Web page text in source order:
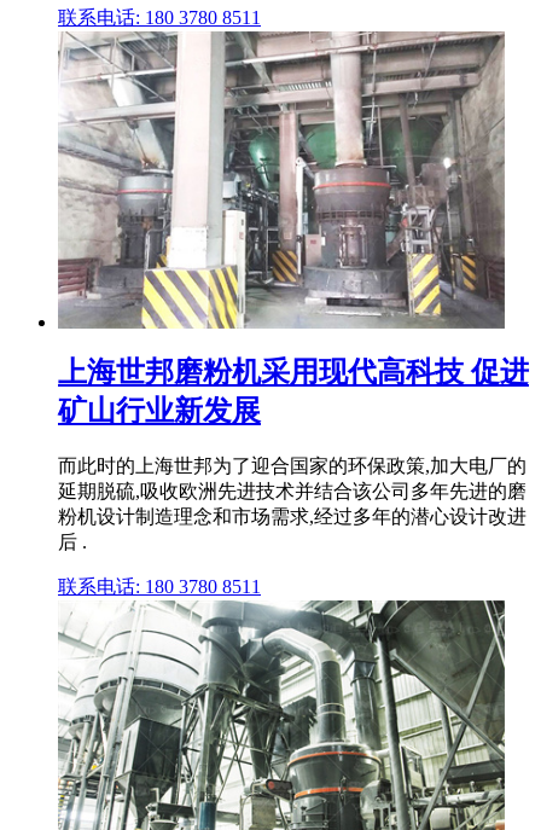
联系电话: 180 3780 8511
上海世邦磨粉机采用现代高科技 促进
矿山行业新发展
而此时的上海世邦为了迎合国家的环保政策,加大电厂的
延期脱硫,吸收欧洲先进技术并结合该公司多年先进的磨
粉机设计制造理念和市场需求,经过多年的潜心设计改进
后 .
联系电话: 180 3780 8511